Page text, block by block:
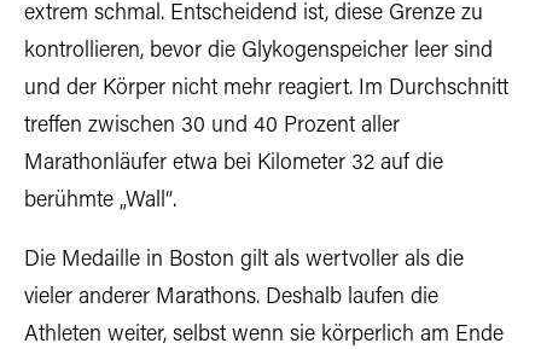
extrem schmal. Entscheidend ist, diese Grenze zu
kontrollieren, bevor die Glykogenspeicher leer sind
und der Körper nicht mehr reagiert. Im Durchschnitt
treffen zwischen 30 und 40 Prozent aller
Marathonläufer etwa bei Kilometer 32 auf die
berühmte „Wall“.
Die Medaille in Boston gilt als wertvoller als die
vieler anderer Marathons. Deshalb laufen die
Athleten weiter, selbst wenn sie körperlich am Ende